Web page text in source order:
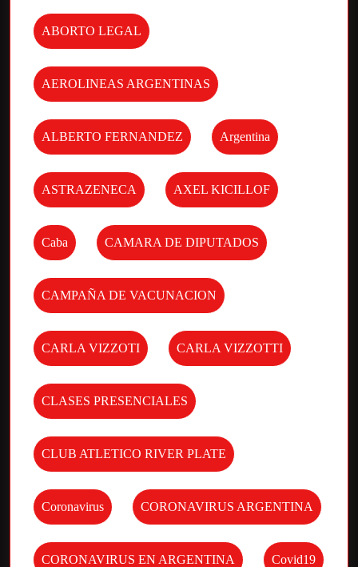
ABORTO LEGAL
AEROLINEAS ARGENTINAS
ALBERTO FERNANDEZ Argentina
ASTRAZENECA AXEL KICILLOF
Caba CAMARA DE DIPUTADOS
CAMPAÑA DE VACUNACION
CARLA VIZZOTI CARLA VIZZOTTI
CLASES PRESENCIALES
CLUB ATLETICO RIVER PLATE
Coronavirus CORONAVIRUS ARGENTINA
CORONAVIRUS EN ARGENTINA Covid19